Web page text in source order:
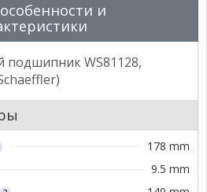
и
WS81128,
178 mm
9.5 mm